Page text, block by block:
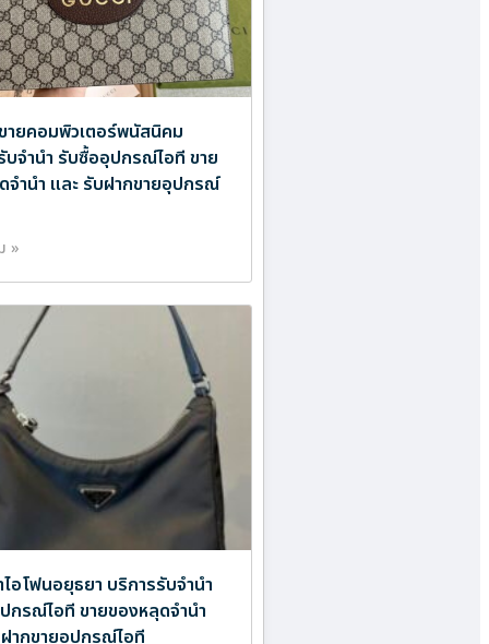
ายคอมพิวเตอร์พนัสนิคม
บจำนำ รับซื้ออุปกรณ์ไอที ขาย
จำนำ และ รับฝากขายอุปกรณ์
»
อโฟนอยุธยา บริการรับจำนำ
กรณ์ไอที ขายของหลุดจำนำ
ากขายอุปกรณ์ไอที